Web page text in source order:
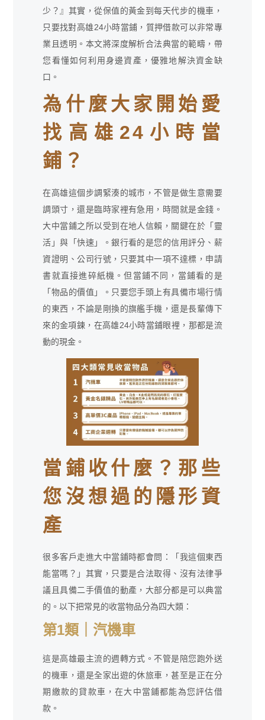
少？』其實，從保值的黃金到每天代步的機車，
只要找對高雄24小時當鋪，質押借款可以非常專
業且透明。本文將深度解析合法典當的範疇，帶
您看懂如何利用身邊資產，優雅地解決資金缺
口。
為什麼大家開始愛
找高雄24小時當
鋪？
在高雄這個步調緊湊的城市，不管是做生意需要
調頭寸，還是臨時家裡有急用，時間就是金錢。
大中當鋪之所以受到在地人信賴，關鍵在於「靈
活」與「快速」。銀行看的是您的信用評分、薪
資證明、公司行號，只要其中一項不達標，申請
書就直接進碎紙機。但當鋪不同，當鋪看的是
「物品的價值」。只要您手頭上有具備市場行情
的東西，不論是剛換的旗艦手機，還是長輩傳下
來的金項鍊，在高雄24小時當鋪眼裡，那都是流
動的現金。
當鋪收什麼？那些
您沒想過的隱形資
產
很多客戶走進大中當鋪時都會問：「我這個東西
能當嗎？」其實，只要是合法取得、沒有法律爭
議且具備二手價值的動產，大部分都是可以典當
的。以下把常見的收當物品分為四大類：
第1類｜汽機車
這是高雄最主流的週轉方式。不管是陪您跑外送
的機車，還是全家出遊的休旅車，甚至是正在分
期繳款的貸款車，在大中當鋪都能為您評估借
款。